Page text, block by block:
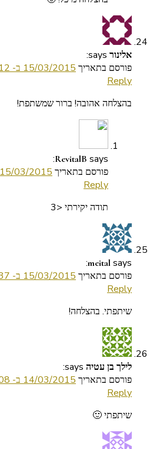
אלינור says:
פורסם בתאריך 15/03/2015 ב- 20:12
Reply
בהצלחה אהובה! ברור שמשתפת!
RevitalB says:
פורסם בתאריך 15/03/2015 ב- 21:21
Reply
תודה יקירתי <3
meital says:
פורסם בתאריך 15/03/2015 ב- 13:37
Reply
שיתפתי. בהצלחה!
לילך בן עטיה says:
פורסם בתאריך 14/03/2015 ב- 17:08
Reply
שיתפתי 🙂